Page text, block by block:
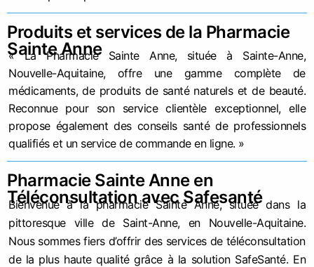
Produits et services de la Pharmacie
Sainte Anne
« La Pharmacie Sainte Anne, située à Sainte-Anne,
Nouvelle-Aquitaine, offre une gamme complète de
médicaments, de produits de santé naturels et de beauté.
Reconnue pour son service clientèle exceptionnel, elle
propose également des conseils santé de professionnels
qualifiés et un service de commande en ligne. »
Pharmacie Sainte Anne en
Téléconsultation avec Safesanté
Bienvenue à la pharmacie Sainte Anne, située dans la
pittoresque ville de Saint-Anne, en Nouvelle-Aquitaine.
Nous sommes fiers d’offrir des services de téléconsultation
de la plus haute qualité grâce à la solution SafeSanté. En